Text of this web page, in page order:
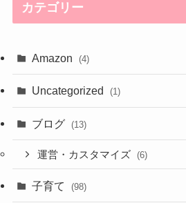
カテゴリー
Amazon (4)
Uncategorized (1)
ブログ (13)
運営・カスタマイズ (6)
子育て (98)